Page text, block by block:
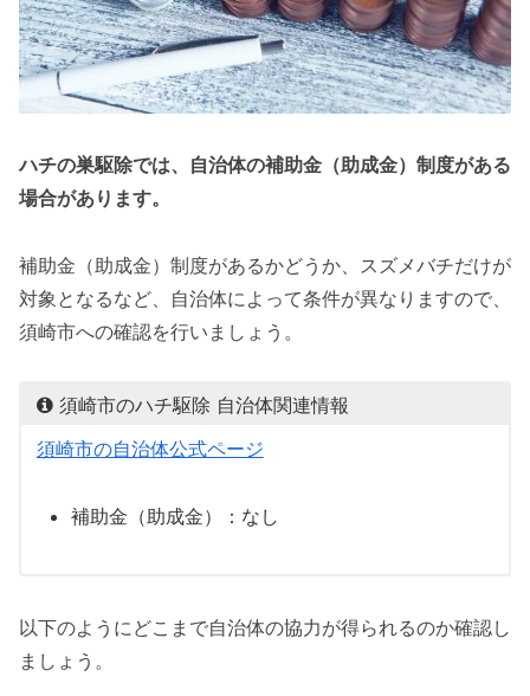
ハチの巣駆除では、自治体の補助金（助成金）制度がある
場合があります。
補助金（助成金）制度があるかどうか、スズメバチだけが
対象となるなど、自治体によって条件が異なりますので、
須崎市への確認を行いましょう。
須崎市のハチ駆除 自治体関連情報
須崎市の自治体公式ページ
補助金（助成金）：なし
以下のようにどこまで自治体の協力が得られるのか確認し
ましょう。